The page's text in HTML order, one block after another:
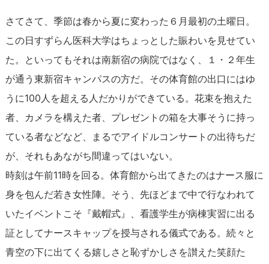
さてさて、季節は春から夏に変わった６月最初の土曜日。
この日すずらん医科大学はちょっとした賑わいを見せてい
た。といってもそれは南新宿の病院ではなく、１・２年生
が通う東新宿キャンパスの方だ。その体育館の出口にはゆ
うに100人を超える人だかりができている。花束を抱えた
者、カメラを構えた者、プレゼントの箱を大事そうに持っ
ている者などなど、まるでアイドルコンサートの出待ちだ
が、それもあながち間違ってはいない。
時刻は午前11時を回る。体育館から出てきたのはナース服に
身を包んだ若き女性陣。そう、先ほどまで中で行なわれて
いたイベントこそ『戴帽式』、看護学生が病棟実習に出る
証としてナースキャップを授与される儀式である。続々と
青空の下に出てくる嬉しさと恥ずかしさを讃えた笑顔た